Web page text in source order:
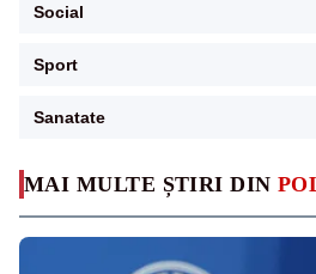
MAI MULTE ȘTIRI DIN
Social
Sport
Sanatate